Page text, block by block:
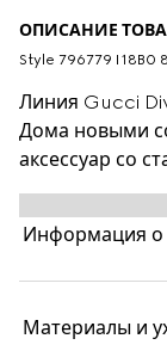
ОПИСАНИЕ
Style ‎796779 I18B0
Линия Gucci
Дома новыми
аксессуар со
нержавеющей
с узнаваемым
букв G.
Информация о
Материалы и